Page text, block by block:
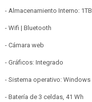
- Almacenamiento Interno:
- Wifi | Bluetooth
- Cámara web
- Gráficos: Integrado
- Sistema operativo: Windows
- Batería de 3 celdas, 41 Wh